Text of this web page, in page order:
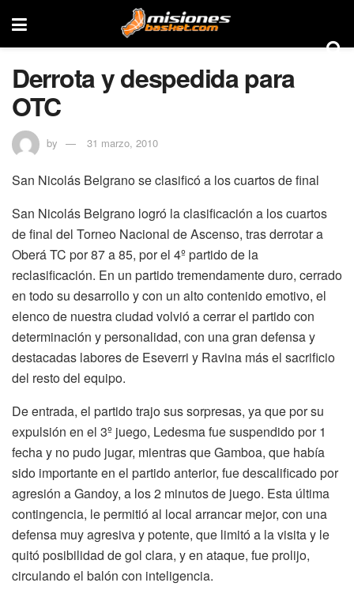
Derrota y despedida para
OTC
by 31 marzo, 2010
San Nicolás Belgrano se clasificó a los cuartos de final
San Nicolás Belgrano logró la clasificación a los cuartos
de final del Torneo Nacional de Ascenso, tras derrotar a
Oberá TC por 87 a 85, por el 4º partido de la
reclasificación. En un partido tremendamente duro, cerrado
en todo su desarrollo y con un alto contenido emotivo, el
elenco de nuestra ciudad volvió a cerrar el partido con
determinación y personalidad, con una gran defensa y
destacadas labores de Eseverri y Ravina más el sacrificio
del resto del equipo.
De entrada, el partido trajo sus sorpresas, ya que por su
expulsión en el 3º juego, Ledesma fue suspendido por 1
fecha y no pudo jugar, mientras que Gamboa, que había
sido importante en el partido anterior, fue descalificado por
agresión a Gandoy, a los 2 minutos de juego. Esta última
contingencia, le permitió al local arrancar mejor, con una
defensa muy agresiva y potente, que limitó a la visita y le
quitó posibilidad de gol clara, y en ataque, fue prolijo,
circulando el balón con inteligencia.